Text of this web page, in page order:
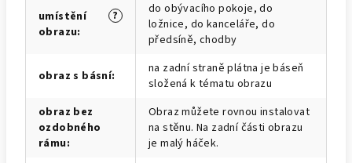
?
umístění
obrazu:
do obývacího pokoje, do
ložnice, do kanceláře, do
předsíně, chodby
obraz s básní:
na zadní straně plátna je báseň
složená k tématu obrazu
obraz bez
ozdobného
rámu:
Obraz můžete rovnou instalovat
na stěnu. Na zadní části obrazu
je malý háček.